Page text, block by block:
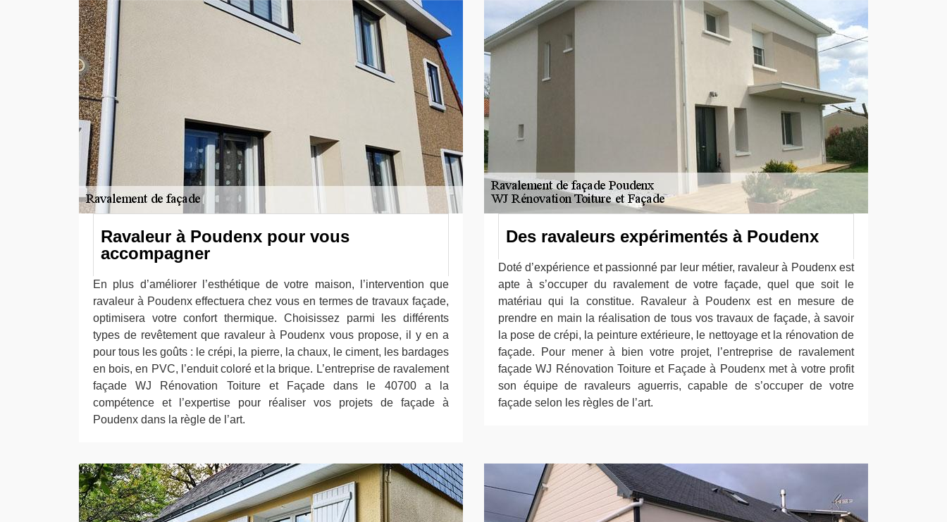
Ravaleur à Poudenx pour vous
accompagner
En plus d’améliorer l’esthétique de votre maison, l’intervention que
ravaleur à Poudenx effectuera chez vous en termes de travaux façade,
optimisera votre confort thermique. Choisissez parmi les différents
types de revêtement que ravaleur à Poudenx vous propose, il y en a
pour tous les goûts : le crépi, la pierre, la chaux, le ciment, les bardages
en bois, en PVC, l’enduit coloré et la brique. L’entreprise de ravalement
façade WJ Rénovation Toiture et Façade dans le 40700 a la
compétence et l’expertise pour réaliser vos projets de façade à
Poudenx dans la règle de l’art.
Des ravaleurs expérimentés à Poudenx
Doté d’expérience et passionné par leur métier, ravaleur à Poudenx est
apte à s’occuper du ravalement de votre façade, quel que soit le
matériau qui la constitue. Ravaleur à Poudenx est en mesure de
prendre en main la réalisation de tous vos travaux de façade, à savoir
la pose de crépi, la peinture extérieure, le nettoyage et la rénovation de
façade. Pour mener à bien votre projet, l’entreprise de ravalement
façade WJ Rénovation Toiture et Façade à Poudenx met à votre profit
son équipe de ravaleurs aguerris, capable de s’occuper de votre
façade selon les règles de l’art.